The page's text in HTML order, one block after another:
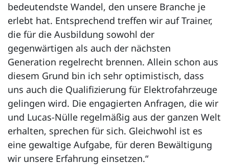
bedeutendste Wandel, den unsere Branche je
erlebt hat. Entsprechend treffen wir auf Trainer,
die für die Ausbildung sowohl der
gegenwärtigen als auch der nächsten
Generation regelrecht brennen. Allein schon aus
diesem Grund bin ich sehr optimistisch, dass
uns auch die Qualifizierung für Elektrofahrzeuge
gelingen wird. Die engagierten Anfragen, die wir
und Lucas-Nülle regelmäßig aus der ganzen Welt
erhalten, sprechen für sich. Gleichwohl ist es
eine gewaltige Aufgabe, für deren Bewältigung
wir unsere Erfahrung einsetzen.“